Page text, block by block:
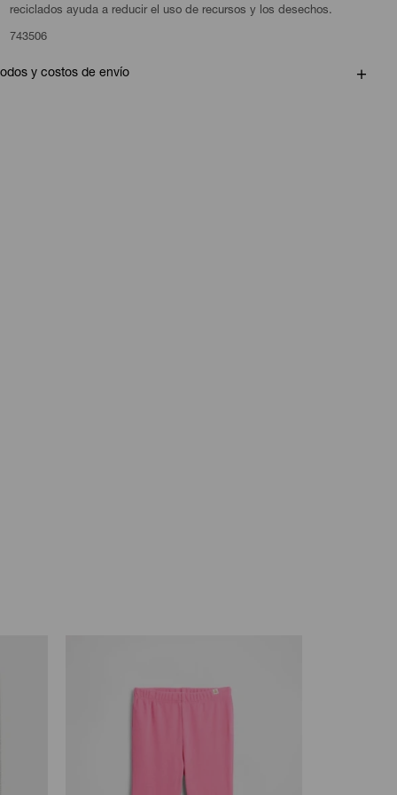
reciclados ayuda a reducir el uso de recursos y los desechos.
743506
y costos de envío